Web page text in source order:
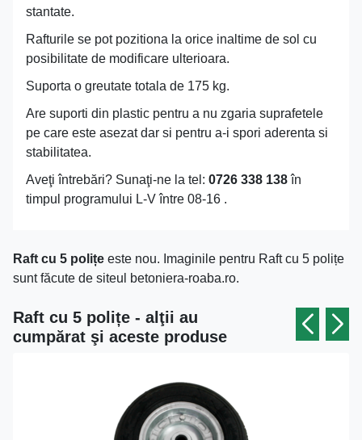
stantate.
Rafturile se pot pozitiona la orice inaltime de sol cu
posibilitate de modificare ulterioara.
Suporta o greutate totala de 175 kg.
Are suporti din plastic pentru a nu zgaria suprafetele
pe care este asezat dar si pentru a-i spori aderenta si
stabilitatea.
Aveţi întrebări? Sunaţi-ne la tel: 0726 338 138în
timpul programului L-V între 08-16 .
Raft cu 5 polițe este nou. Imaginile pentru Raft cu 5 polițe
sunt făcute de siteul betoniera-roaba.ro.
Raft cu 5 polițe - alţii au
cumpărat şi aceste produse